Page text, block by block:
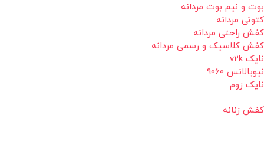
بوت و نیم بوت مردانه
کتونی مردانه
کفش راحتی مردانه
کفش کلاسیک و رسمی مردانه
نایک v2k
نیوبالانس 9060
نایک زوم
کفش زنانه